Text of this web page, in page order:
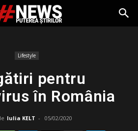
Lifestyle
pentru
în România
Iulia KELT - 05/02/2020